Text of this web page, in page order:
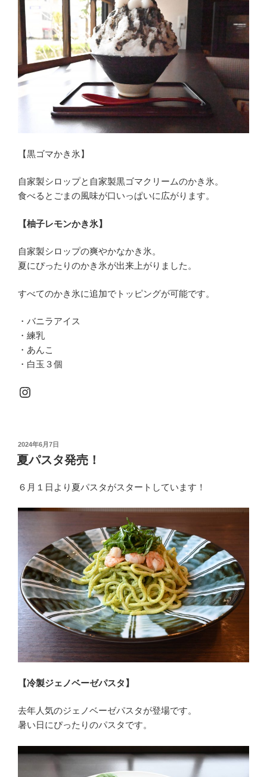
【黒ゴマかき氷】
自家製シロップと自家製黒ゴマクリームのかき氷。
食べるとごまの風味が口いっぱいに広がります。
【柚子レモンかき氷】
自家製シロップの爽やかなかき氷。
夏にぴったりのかき氷が出来上がりました。
すべてのかき氷に追加でトッピングが可能です。
・バニラアイス
・練乳
・あんこ
・白玉３個
Instagram
投
稿
日:
2024年6月7日
夏パスタ発売！
６月１日より夏パスタがスタートしています！
【冷製ジェノベーゼパスタ】
去年人気のジェノベーゼパスタが登場です。
暑い日にぴったりのパスタです。